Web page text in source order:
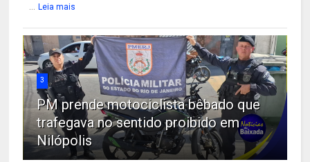
Leia mais
3
PM prende motociclista bêbado que
trafegava no sentido proibido em
Nilópolis